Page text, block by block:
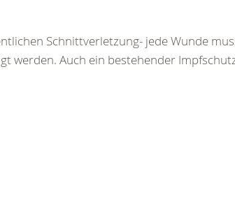
Schnittverletzung- jede Wunde
werden. Auch ein bestehender